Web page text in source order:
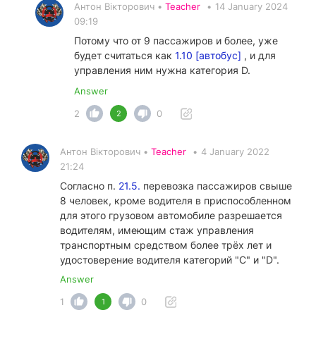
Антон Вікторович • Teacher • 14 January 2024
09:19
Потому что от 9 пассажиров и более, уже
будет считаться как 1.10 [автобус] , и для
управления ним нужна категория D.
Answer
2
2 0
Антон Вікторович • Teacher • 4 January 2022
21:24
Согласно п. 21.5. перевозка пассажиров свыше
8 человек, кроме водителя в приспособленном
для этого грузовом автомобиле разрешается
водителям, имеющим стаж управления
транспортным средством более трёх лет и
удостоверение водителя категорий "С" и "D".
Answer
1
1 0